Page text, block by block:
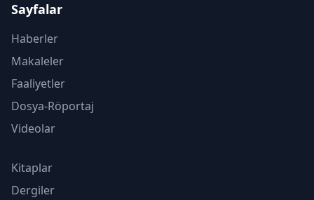
Sayfalar
Haberler
Makaleler
Faaliyetler
Dosya-Röportaj
Videolar
Kitaplar
Dergiler